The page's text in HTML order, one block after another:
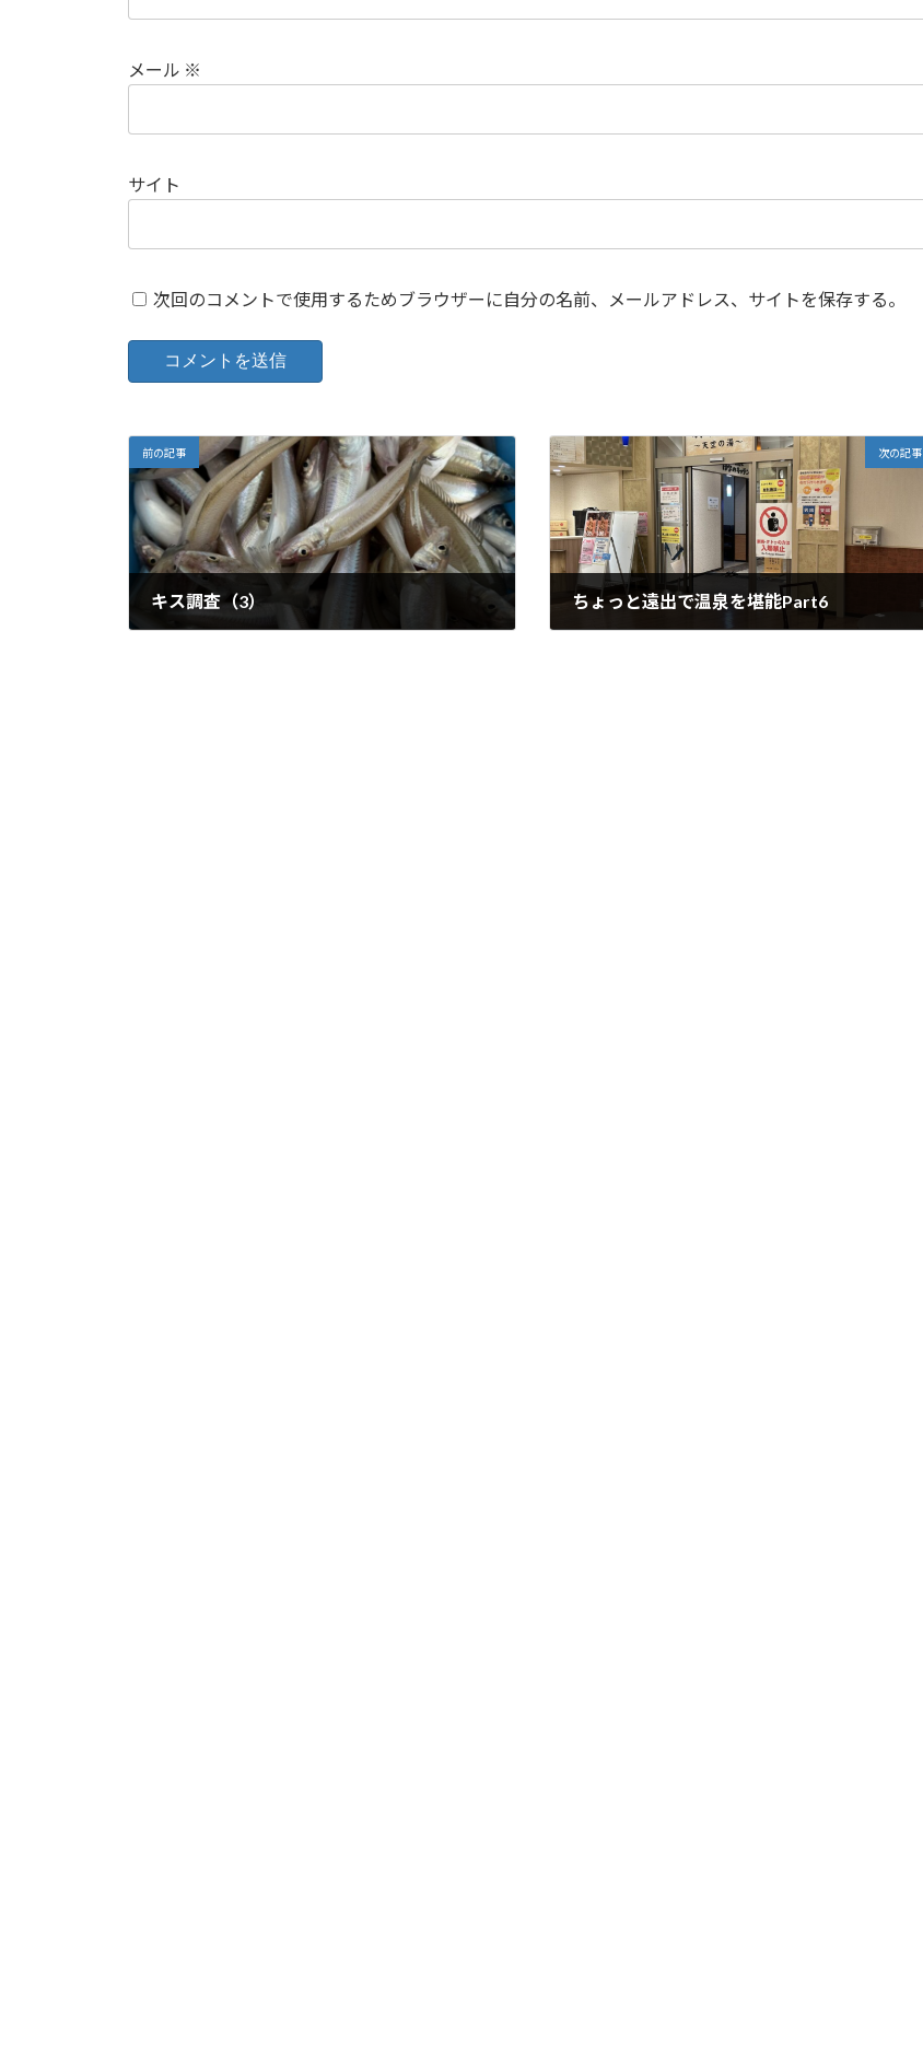
メール ※
サイト
次回のコメントで使用するためブラウザーに自分の名前、メールアドレス、サイトを保存する。
前の記事
キス調査（3）
次の記事
ちょっと遠出で温泉を堪能Part6